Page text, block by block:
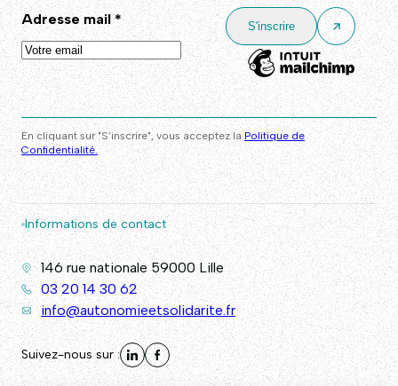
Adresse mail*
En cliquant sur "S’inscrire", vous acceptez laPolitique de
Confidentialité.
Informations de contact
146 rue nationale 59000 Lille
03 20 14 30 62
info@autonomieetsolidarite.fr
Suivez-nous sur :